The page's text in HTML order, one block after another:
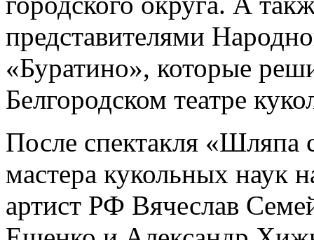
представителями
«Буратино», которые
Белгородском театре
После спектакля
мастера кукольных наук
артист РФ Вячеслав